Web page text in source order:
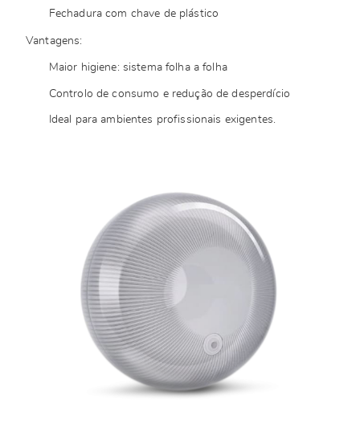
Fechadura com chave de plástico
Vantagens:
Maior higiene: sistema folha a folha
Controlo de consumo e redução de desperdício
Ideal para ambientes profissionais exigentes.